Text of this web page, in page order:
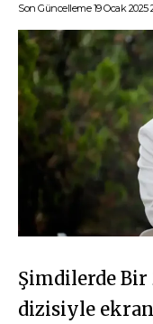
Son Güncelleme 19 Ocak 2025
Şimdilerde
dizisiyle